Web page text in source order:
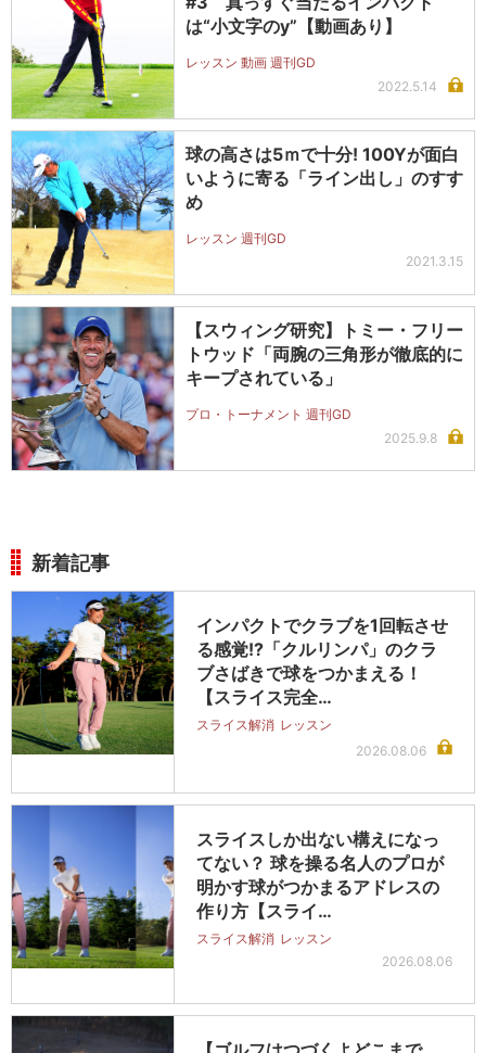
は“小文字のy”【動画あり】
レッスン 動画 週刊GD
2022.5.14
球の高さは5ｍで十分! 100Yが面白
いように寄る「ライン出し」のすす
め
レッスン 週刊GD
2021.3.15
【スウィング研究】トミー・フリー
トウッド「両腕の三角形が徹底的に
キープされている」
プロ・トーナメント 週刊GD
2025.9.8
新着記事
インパクトでクラブを1回転させ
る感覚!?「クルリンパ」のクラ
ブさばきで球をつかまえる！
【スライス完全…
スライス解消 レッスン
2026.08.06
スライスしか出ない構えになっ
てない？ 球を操る名人のプロが
明かす球がつかまるアドレスの
作り方【スライ…
スライス解消 レッスン
2026.08.06